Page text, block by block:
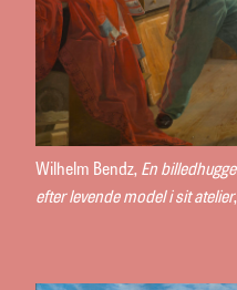
Wilhelm Bendz, En
efter levende model i sit atelier